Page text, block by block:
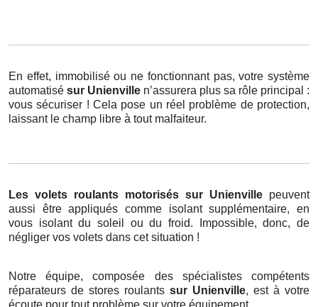
En effet, immobilisé ou ne fonctionnant pas, votre système
automatisé sur Unienville n’assurera plus sa rôle principal :
vous sécuriser ! Cela pose un réel problème de protection,
laissant le champ libre à tout malfaiteur.
Les volets roulants motorisés sur Unienville peuvent
aussi être appliqués comme isolant supplémentaire, en
vous isolant du soleil ou du froid. Impossible, donc, de
négliger vos volets dans cet situation !
Notre équipe, composée des spécialistes compétents
réparateurs de stores roulants sur Unienville, est à votre